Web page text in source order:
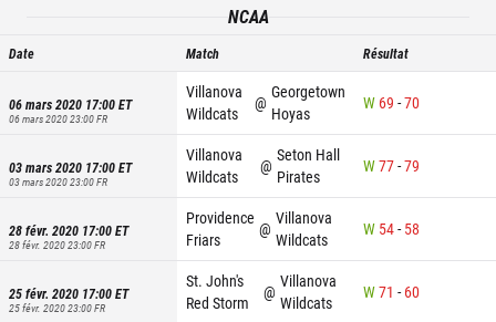
NCAA
Date Match Résultat
06 mars 2020 17:00ET
06 mars 2020 23:00FR
Villanova
Wildcats
@
Georgetown
Hoyas
W 69 -70
03 mars 2020 17:00ET
03 mars 2020 23:00FR
Villanova
Wildcats
@
Seton Hall
Pirates
W77-79
28 févr. 2020 17:00ET
28 févr. 2020 23:00FR
Providence
Friars
@
Villanova
Wildcats
W 54- 58
25 févr. 2020 17:00ET
25 févr. 2020 23:00FR
St. John's
Red Storm
@
Villanova
Wildcats
W71 - 60